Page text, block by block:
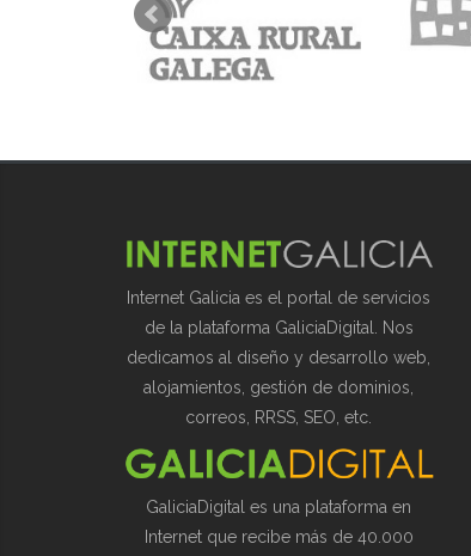
Internet Galicia es el portal de servicios
de la plataforma GaliciaDigital. Nos
dedicamos al diseño y desarrollo web,
alojamientos, gestión de dominios,
correos, RRSS, SEO, etc.
GaliciaDigital es una plataforma en
Internet que recibe más de 40.000